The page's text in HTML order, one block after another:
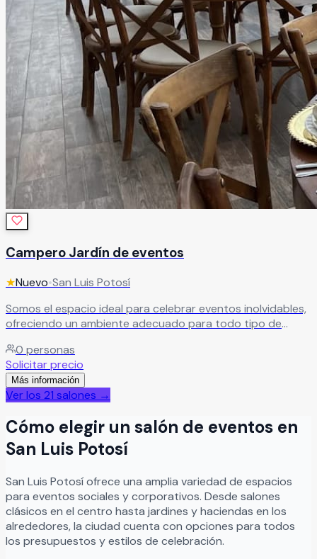
Campero Jardín de eventos
★Nuevo•San Luis Potosí
Somos el espacio ideal para celebrar eventos inolvidables,
ofreciendo un ambiente adecuado para todo tipo de
0 personas
Solicitar precio
Más información
Ver los 21 salones →
Cómo elegir un salón de eventos en
San Luis Potosí
San Luis Potosíofrece una amplia variedad de espacios
para eventos sociales y corporativos. Desde salones
clásicos en el centro hasta jardines y haciendas en los
alrededores, la ciudad cuenta con opciones para todos
los presupuestos y estilos de celebración.